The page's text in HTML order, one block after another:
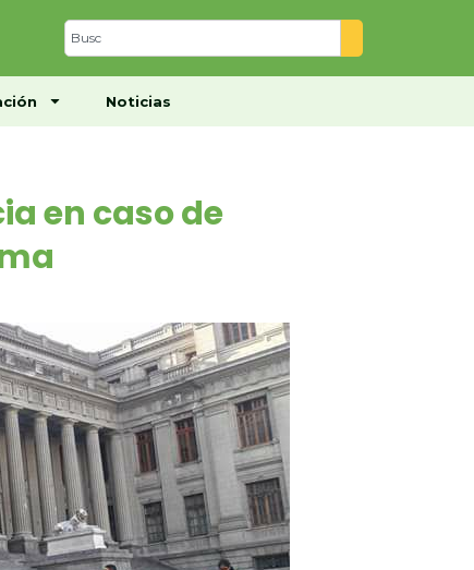
Noticias
Centro de Documentación Noticias
en caso de